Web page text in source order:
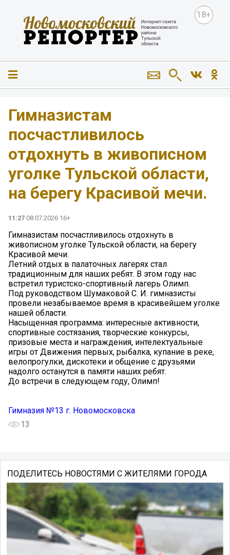
18+
Гимназистам
посчастливилось
отдохнуть в живописном
уголке Тульской области,
на берегу Красивой мечи.
11:27 08.07.2026 16+
Гимназистам посчастливилось отдохнуть в
живописном уголке Тульской области, на берегу
Красивой мечи.
Летний отдых в палаточных лагерях стал
традиционным для наших ребят. В этом году нас
встретил туристско-спортивный лагерь Олимп.
Под руководством Шумаковой С. И. гимназисты
провели незабываемое время в красивейшем уголке
нашей области.
Насыщенная программа: интересные активности,
спортивные состязания, творческие конкурсы,
призовые места и награждения, интелектуальные
игры от Движения первых, рыбалка, купание в реке,
велопрогулки, дискотеки и общение с друзьями
надолго останутся в памяти наших ребят.
До встречи в следующем году, Олимп!
Гимназия №13 г. Новомосковска
13
ПОДЕЛИТЕСЬ НОВОСТЯМИ С ЖИТЕЛЯМИ ГОРОДА